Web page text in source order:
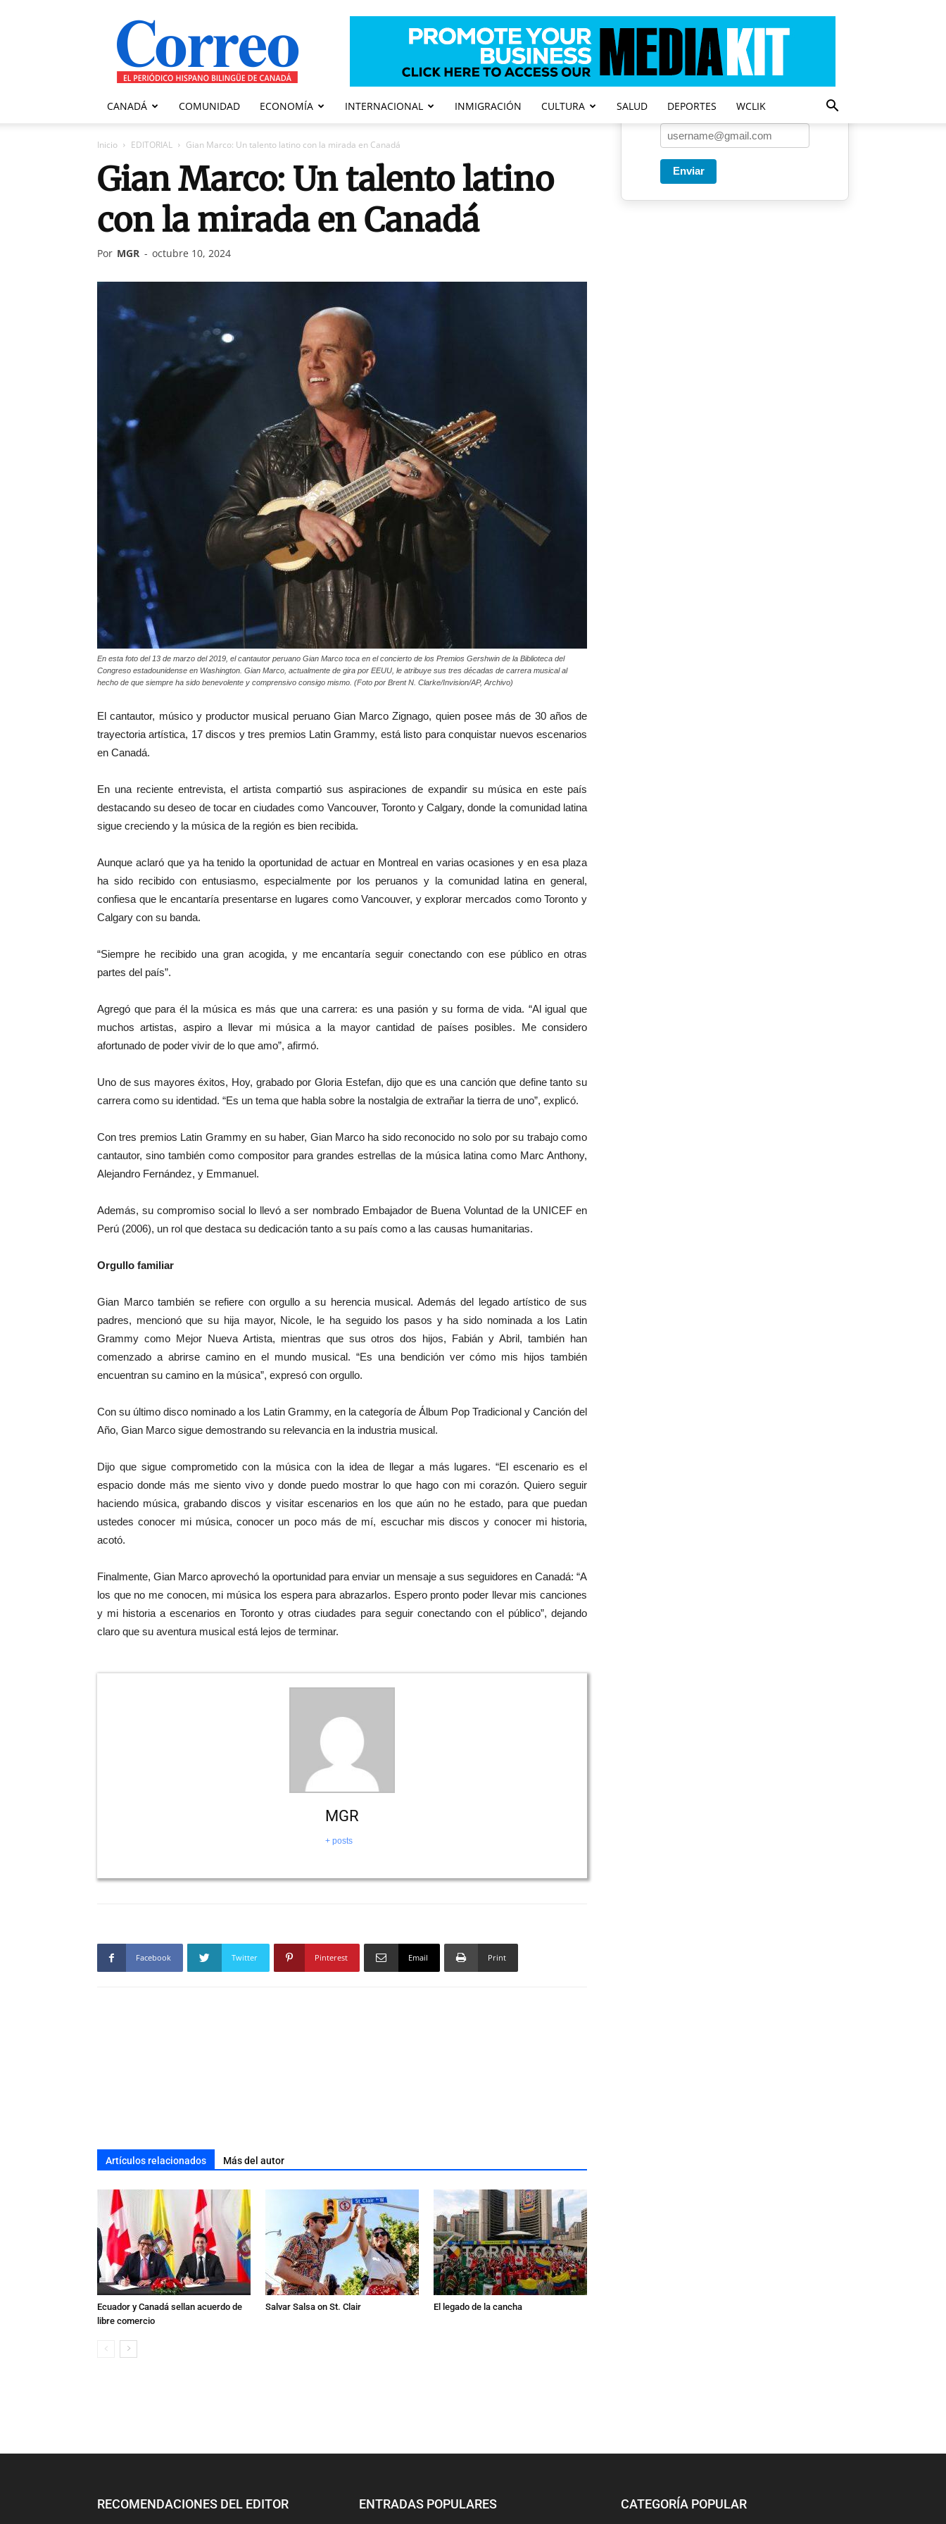
Correo
Canadiense
CANADÁ COMUNIDAD ECONOMÍA INTERNACIONAL INMIGRACIÓN CULTURA SALUD DEPORTES WCLIK
Inicio EDITORIAL Gian Marco: Un talento latino con la mirada en Canadá
Gian Marco: Un talento latino
con la mirada en Canadá
Por MGR - octubre 10, 2024
En esta foto del 13 de marzo del 2019, el cantautor peruano Gian Marco toca en el concierto de los Premios Gershwin de la Biblioteca del
Congreso estadounidense en Washington. Gian Marco, actualmente de gira por EEUU, le atribuye sus tres décadas de carrera musical al
hecho de que siempre ha sido benevolente y comprensivo consigo mismo. (Foto por Brent N. Clarke/Invision/AP, Archivo)
El cantautor, músico y productor musical peruano Gian Marco Zignago, quien posee más de 30 años de
trayectoria artística, 17 discos y tres premios Latin Grammy, está listo para conquistar nuevos escenarios
en Canadá.
En una reciente entrevista, el artista compartió sus aspiraciones de expandir su música en este país
destacando su deseo de tocar en ciudades como Vancouver, Toronto y Calgary, donde la comunidad latina
sigue creciendo y la música de la región es bien recibida.
Aunque aclaró que ya ha tenido la oportunidad de actuar en Montreal en varias ocasiones y en esa plaza
ha sido recibido con entusiasmo, especialmente por los peruanos y la comunidad latina en general,
confiesa que le encantaría presentarse en lugares como Vancouver, y explorar mercados como Toronto y
Calgary con su banda.
“Siempre he recibido una gran acogida, y me encantaría seguir conectando con ese público en otras
partes del país”.
Agregó que para él la música es más que una carrera: es una pasión y su forma de vida. “Al igual que
muchos artistas, aspiro a llevar mi música a la mayor cantidad de países posibles. Me considero
afortunado de poder vivir de lo que amo”, afirmó.
Uno de sus mayores éxitos, Hoy, grabado por Gloria Estefan, dijo que es una canción que define tanto su
carrera como su identidad. “Es un tema que habla sobre la nostalgia de extrañar la tierra de uno”, explicó.
Con tres premios Latin Grammy en su haber, Gian Marco ha sido reconocido no solo por su trabajo como
cantautor, sino también como compositor para grandes estrellas de la música latina como Marc Anthony,
Alejandro Fernández, y Emmanuel.
Además, su compromiso social lo llevó a ser nombrado Embajador de Buena Voluntad de la UNICEF en
Perú (2006), un rol que destaca su dedicación tanto a su país como a las causas humanitarias.
Orgullo familiar
Gian Marco también se refiere con orgullo a su herencia musical. Además del legado artístico de sus
padres, mencionó que su hija mayor, Nicole, le ha seguido los pasos y ha sido nominada a los Latin
Grammy como Mejor Nueva Artista, mientras que sus otros dos hijos, Fabián y Abril, también han
comenzado a abrirse camino en el mundo musical. “Es una bendición ver cómo mis hijos también
encuentran su camino en la música”, expresó con orgullo.
Con su último disco nominado a los Latin Grammy, en la categoría de Álbum Pop Tradicional y Canción del
Año, Gian Marco sigue demostrando su relevancia en la industria musical.
Dijo que sigue comprometido con la música con la idea de llegar a más lugares. “El escenario es el
espacio donde más me siento vivo y donde puedo mostrar lo que hago con mi corazón. Quiero seguir
haciendo música, grabando discos y visitar escenarios en los que aún no he estado, para que puedan
ustedes conocer mi música, conocer un poco más de mí, escuchar mis discos y conocer mi historia,
acotó.
Finalmente, Gian Marco aprovechó la oportunidad para enviar un mensaje a sus seguidores en Canadá: “A
los que no me conocen, mi música los espera para abrazarlos. Espero pronto poder llevar mis canciones
y mi historia a escenarios en Toronto y otras ciudades para seguir conectando con el público”, dejando
claro que su aventura musical está lejos de terminar.
MGR
+ posts
Facebook Twitter Pinterest Email Print
Artículos relacionados Más del autor
Ecuador y Canadá sellan acuerdo de
libre comercio
Salvar Salsa on St. Clair El legado de la cancha
Una vez a la semana enviamos
Enviar
Entregado por SendPulse
RECOMENDACIONES DEL EDITOR ENTRADAS POPULARES CATEGORÍA POPULAR